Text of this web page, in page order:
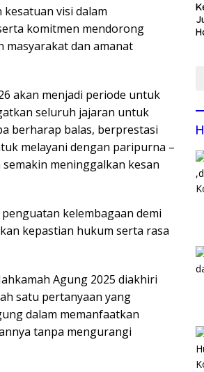
visi dalam
komitmen mendorong
masyarakat dan amanat
akan menjadi periode untuk
seluruh jajaran untuk
berharap balas, berprestasi
melayani dengan paripurna –
meninggalkan kesan
kelembagaan demi
kepastian hukum serta rasa
Agung 2025 diakhiri
satu pertanyaan yang
dalam memanfaatkan
tanpa mengurangi